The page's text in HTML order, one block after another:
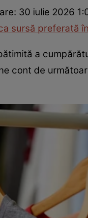
30 iulie 2026
sursă preferată
a
cont de